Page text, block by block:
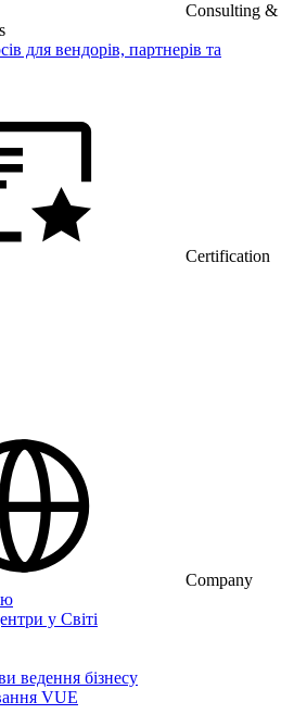
Consulting &
для вендорів, партнерів та
Certification
Company
у Світі
ведення бізнесу
VUE